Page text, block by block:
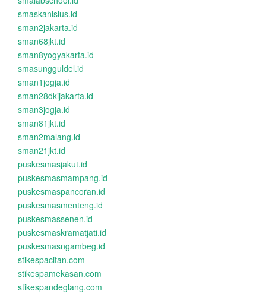
smaskanisius.id
sman2jakarta.id
sman68jkt.id
sman8yogyakarta.id
smasungguldel.id
sman1jogja.id
sman28dkijakarta.id
sman3jogja.id
sman81jkt.id
sman2malang.id
sman21jkt.id
puskesmasjakut.id
puskesmasmampang.id
puskesmaspancoran.id
puskesmasmenteng.id
puskesmassenen.id
puskesmaskramatjati.id
puskesmasngambeg.id
stikespacitan.com
stikespamekasan.com
stikespandeglang.com